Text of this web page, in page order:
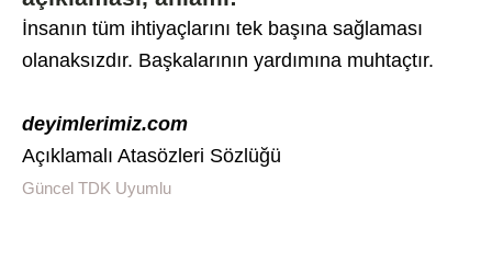
İnsanın tüm ihtiyaçlarını tek başına sağlaması
olanaksızdır. Başkalarının yardımına muhtaçtır.
deyimlerimiz.com
Açıklamalı Atasözleri Sözlüğü
Güncel TDK Uyumlu